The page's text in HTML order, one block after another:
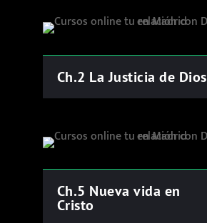
Ch.2 La Justicia de Dios
Ch.5 Nueva vida en
Cristo